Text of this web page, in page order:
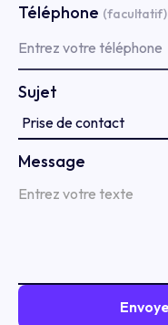
Téléphone (facultatif)
Sujet
Message